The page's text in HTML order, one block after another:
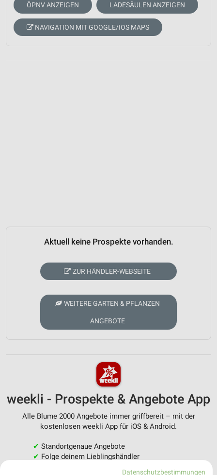
ÖPNV ANZEIGEN LADESÄULEN ANZEIGEN
NAVIGATION MIT GOOGLE/IOS MAPS
Aktuell keine Prospekte vorhanden.
ZUR HÄNDLER-WEBSEITE
WEITERE GARTEN & PFLANZEN
ANGEBOTE
weekli - Prospekte & Angebote App
Alle Blume 2000 Angebote immer griffbereit – mit der
kostenlosen weekli App für iOS & Android.
✔ Standortgenaue Angebote
✔ Folge deinem Lieblingshändler
Datenschutzbestimmungen